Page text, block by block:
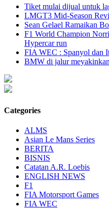
Tiket mulai dijual untuk
LMGT3 Mid-Season
Sean Gelael Ramaikan
F1 World Champion
Hypercar run
FIA WEC : Spanyol dan
BMW di jalur
Categories
ALMS
Asian Le Mans Series
BERITA
BISNIS
Catatan A.R. Loebis
ENGLISH NEWS
F1
FIA Motorsport Games
FIA WEC